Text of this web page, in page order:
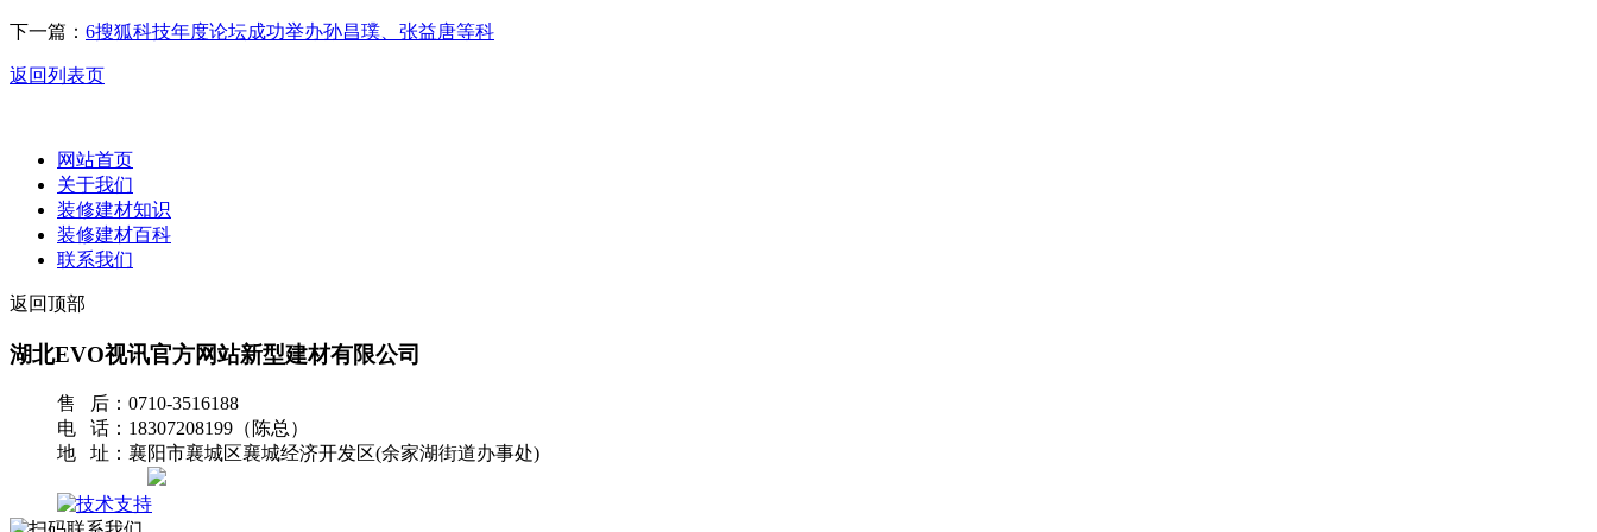
下一篇： 6搜狐科技年度论坛成功举办孙昌璞、张益唐等科
返回列表页
网站首页
关于我们
装修建材知识
装修建材百科
联系我们
返回顶部
湖北EVO视讯官方网站新型建材有限公司
售 后：0710-3516188
电 话：18307208199（陈总）
地 址：襄阳市襄城区襄城经济开发区(余家湖街道办事处)